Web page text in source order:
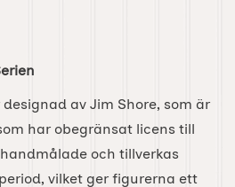
av Jim Shore, som är
har obegränsat licens till
och tillverkas
vilket ger figurerna ett